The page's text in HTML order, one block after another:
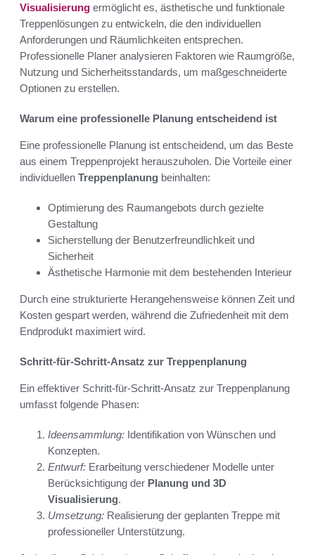
Visualisierung ermöglicht es, ästhetische und funktionale
Treppenlösungen zu entwickeln, die den individuellen
Anforderungen und Räumlichkeiten entsprechen.
Professionelle Planer analysieren Faktoren wie Raumgröße,
Nutzung und Sicherheitsstandards, um maßgeschneiderte
Optionen zu erstellen.
Warum eine professionelle Planung entscheidend ist
Eine professionelle Planung ist entscheidend, um das Beste
aus einem Treppenprojekt herauszuholen. Die Vorteile einer
individuellen Treppenplanung beinhalten:
Optimierung des Raumangebots durch gezielte
Gestaltung
Sicherstellung der Benutzerfreundlichkeit und
Sicherheit
Ästhetische Harmonie mit dem bestehenden Interieur
Durch eine strukturierte Herangehensweise können Zeit und
Kosten gespart werden, während die Zufriedenheit mit dem
Endprodukt maximiert wird.
Schritt-für-Schritt-Ansatz zur Treppenplanung
Ein effektiver Schritt-für-Schritt-Ansatz zur Treppenplanung
umfasst folgende Phasen:
Ideensammlung: Identifikation von Wünschen und
Konzepten.
Entwurf: Erarbeitung verschiedener Modelle unter
Berücksichtigung der Planung und 3D
Visualisierung.
Umsetzung: Realisierung der geplanten Treppe mit
professioneller Unterstützung.